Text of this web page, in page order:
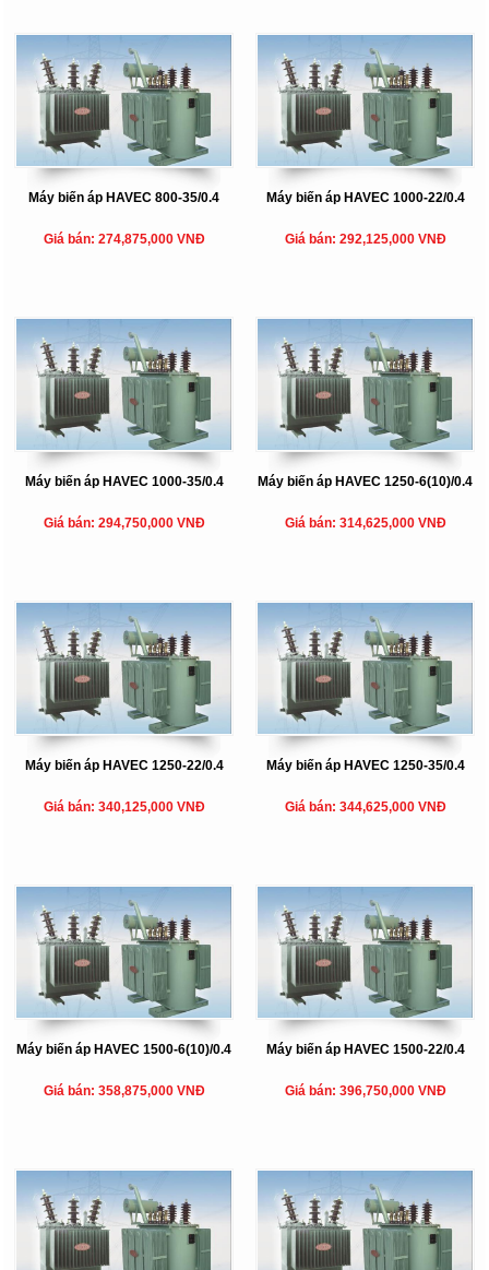
Máy biến áp HAVEC 800-35/0.4
Giá bán: 274,875,000 VNĐ
Máy biến áp HAVEC 1000-22/0.4
Giá bán: 292,125,000 VNĐ
Máy biến áp HAVEC 1000-35/0.4
Giá bán: 294,750,000 VNĐ
Máy biến áp HAVEC 1250-6(10)/0.4
Giá bán: 314,625,000 VNĐ
Máy biến áp HAVEC 1250-22/0.4
Giá bán: 340,125,000 VNĐ
Máy biến áp HAVEC 1250-35/0.4
Giá bán: 344,625,000 VNĐ
Máy biến áp HAVEC 1500-6(10)/0.4
Giá bán: 358,875,000 VNĐ
Máy biến áp HAVEC 1500-22/0.4
Giá bán: 396,750,000 VNĐ